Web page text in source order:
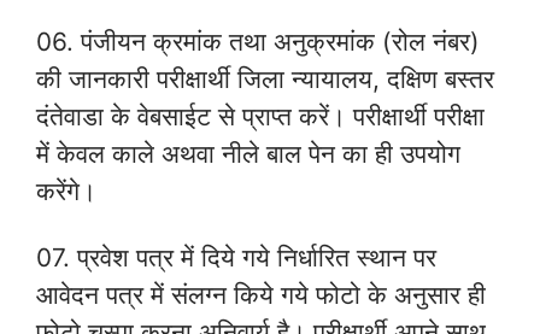
06. पंजीयन क्रमांक तथा अनुक्रमांक (रोल नंबर)
की जानकारी परीक्षार्थी जिला न्यायालय, दक्षिण बस्तर
दंतेवाडा के वेबसाईट से प्राप्त करें। परीक्षार्थी परीक्षा
में केवल काले अथवा नीले बाल पेन का ही उपयोग
करेंगे।
07. प्रवेश पत्र में दिये गये निर्धारित स्थान पर
आवेदन पत्र में संलग्न किये गये फोटो के अनुसार ही